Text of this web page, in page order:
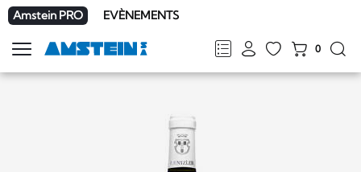
Amstein PRO EVÈNEMENTS
FRDEENIT
0
Afficher
la